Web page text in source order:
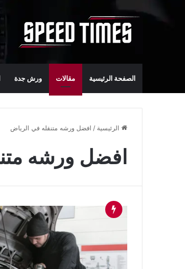
الصفحة الرئيسية مقالات ورش جدة
الرئيسية / افضل ورشه متنقله في الرياض
افضل ورشه